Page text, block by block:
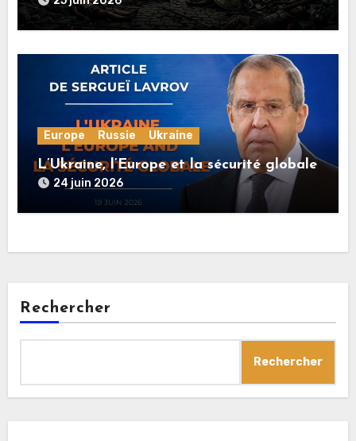
Europe Russie Ukraine
L’Ukraine, l’Europe et la sécurité globale
24 juin 2026
Rechercher
Rechercher